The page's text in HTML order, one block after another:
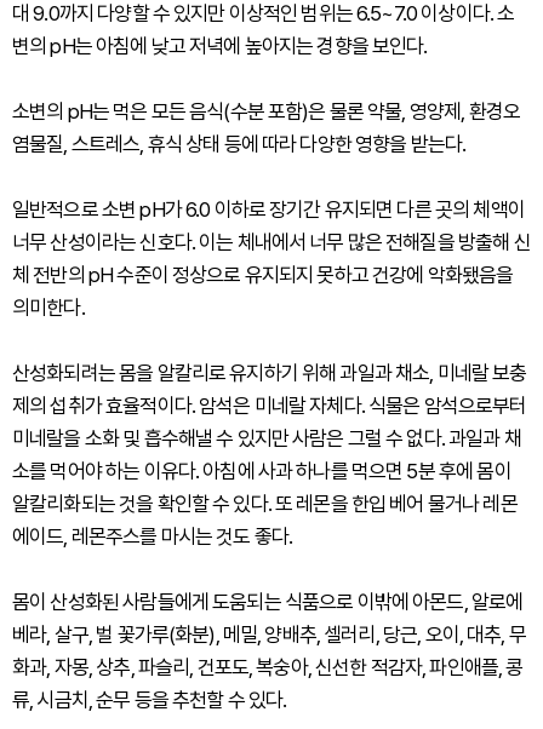
대 9.0까지 다양할 수 있지만 이상적인 범위는 6.5~7.0 이상이다. 소
변의 pH는 아침에 낮고 저녁에 높아지는 경향을 보인다.
소변의 pH는 먹은 모든 음식(수분 포함)은 물론 약물, 영양제, 환경오
염물질, 스트레스, 휴식 상태 등에 따라 다양한 영향을 받는다.
일반적으로 소변 pH가 6.0 이하로 장기간 유지되면 다른 곳의 체액이
너무 산성이라는 신호다. 이는 체내에서 너무 많은 전해질을 방출해 신
체 전반의 pH 수준이 정상으로 유지되지 못하고 건강에 악화됐음을
의미한다.
산성화되려는 몸을 알칼리로 유지하기 위해 과일과 채소, 미네랄 보충
제의 섭취가 효율적이다. 암석은 미네랄 자체다. 식물은 암석으로부터
미네랄을 소화 및 흡수해낼 수 있지만 사람은 그럴 수 없다. 과일과 채
소를 먹어야 하는 이유다. 아침에 사과 하나를 먹으면 5분 후에 몸이
알칼리화되는 것을 확인할 수 있다. 또 레몬을 한입 베어 물거나 레몬
에이드, 레몬주스를 마시는 것도 좋다.
몸이 산성화된 사람들에게 도움되는 식품으로 이밖에 아몬드, 알로에
베라, 살구, 벌 꽃가루(화분), 메밀, 양배추, 셀러리, 당근, 오이, 대추, 무
화과, 자몽, 상추, 파슬리, 건포도, 복숭아, 신선한 적감자, 파인애플, 콩
류, 시금치, 순무 등을 추천할 수 있다.